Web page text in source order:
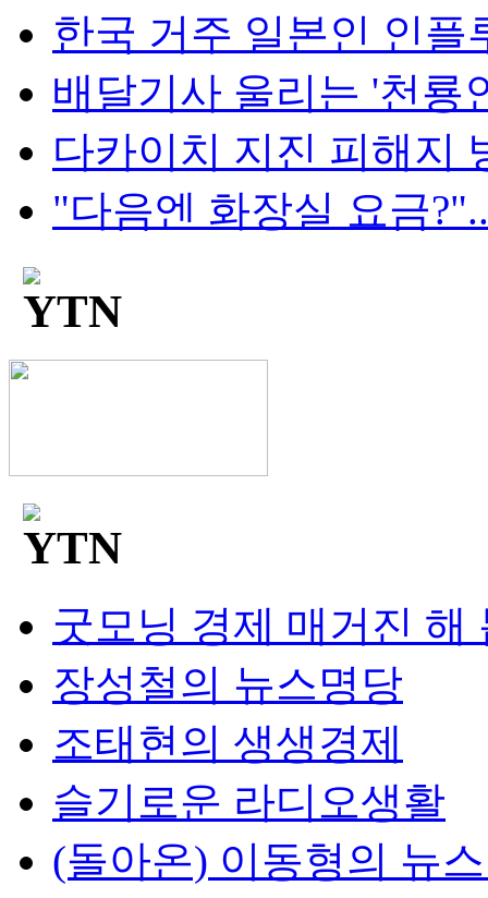
한국 거주 일본인 인플
배달기사 울리는 '천룡
다카이치 지진 피해지
"다음엔 화장실 요금
굿모닝 경제 매거진 해
장성철의 뉴스명당
조태현의 생생경제
슬기로운 라디오생활
(돌아온) 이동형의 뉴